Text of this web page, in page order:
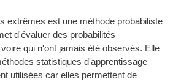
extrêmes est une méthode probabiliste
d'évaluer des probabilités
qui n'ont jamais été observés. Elle
statistiques d'apprentissage
utilisées car elles permettent de